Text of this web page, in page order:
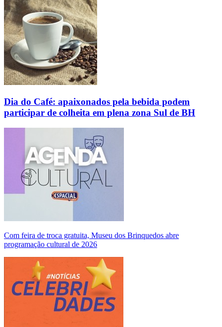
Dia do Café: apaixonados pela bebida podem
participar de colheita em plena zona Sul de BH
Com feira de troca gratuita, Museu dos Brinquedos abre
programação cultural de 2026